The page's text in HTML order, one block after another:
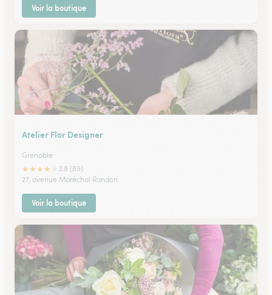
Voir la boutique
Atelier Flor Designer
Grenoble
★★★★
3.8 (89)
27, avenue Maréchal Randon
Voir la boutique